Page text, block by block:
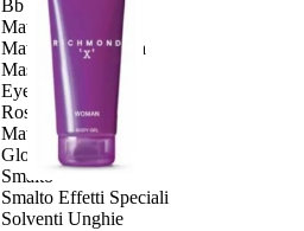
Bb E Cc Cream
Matita Occhi
Matita Sopracciglia
Mascara
Eyeliner
Rossetto
Matita Labbra
Gloss
Smalto
Smalto Effetti Speciali
Solventi Unghie